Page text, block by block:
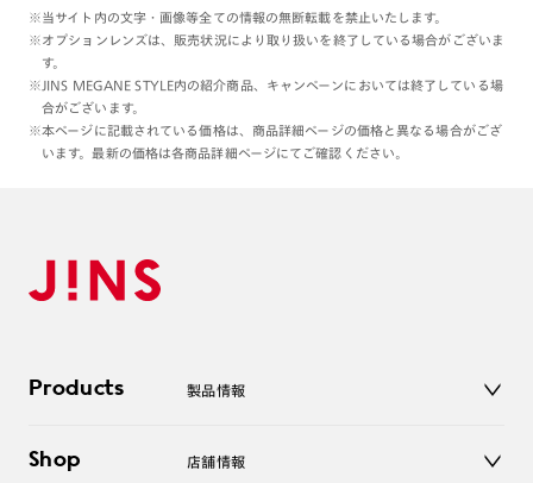
※当サイト内の文字・画像等全ての情報の無断転載を禁止いたします。
※オプションレンズは、販売状況により取り扱いを終了している場合がございま
す。
※JINS MEGANE STYLE内の紹介商品、キャンペーンにおいては終了している場
合がございます。
※本ページに記載されている価格は、商品詳細ページの価格と異なる場合がござ
います。最新の価格は各商品詳細ページにてご確認ください。
Products 製品情報
サングラス
Shop 店舗情報